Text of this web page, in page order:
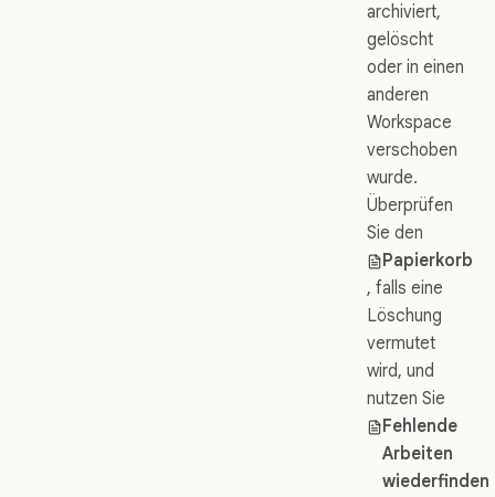
archiviert,
gelöscht
oder in einen
anderen
Workspace
verschoben
wurde.
Überprüfen
Sie den
Papierkorb
, falls eine
Löschung
vermutet
wird, und
nutzen Sie
Fehlende
Arbeiten
wiederfinden